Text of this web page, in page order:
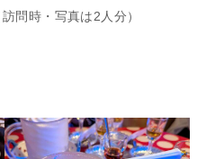
問時・写真は2人分）